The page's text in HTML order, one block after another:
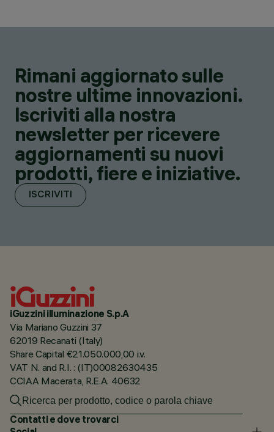
Rimani aggiornato sulle
nostre ultime innovazioni.
Iscriviti alla nostra
newsletter per ricevere
aggiornamenti su nuovi
prodotti, fiere e iniziative.
ISCRIVITI
iGuzzini illuminazione S.p.A
Via Mariano Guzzini 37
62019 Recanati (Italy)
Share Capital €21.050.000,00 i.v.
VAT N. and R.I. : (IT)00082630435
CCIAA Macerata, R.E.A. 40632
Contatti e dove trovarci